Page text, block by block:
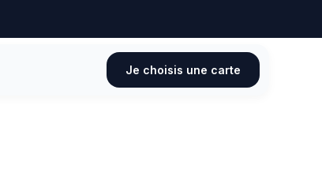
Je choisis une carte